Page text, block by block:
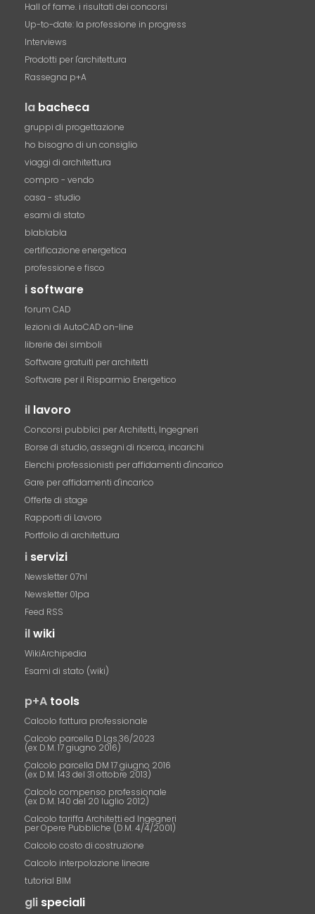
Hall of fame. i risultati dei concorsi
Up-to-date: la professione in progress
Interviews
Prodotti per l'architettura
Rassegna p+A
la bacheca
gruppi di progettazione
ho bisogno di un consiglio
viaggi di architettura
compro - vendo
casa - studio
esami di stato
blablabla
certificazione energetica
professione e fisco
i software
forum CAD
lezioni di AutoCAD on-line
librerie dei simboli
Software gratuiti per architetti
Software per il Risparmio Energetico
il lavoro
Concorsi pubblici per Architetti, Ingegneri
Borse di studio, assegni di ricerca, incarichi
Elenchi professionisti per affidamenti d'incarico
Gare per affidamenti d'incarico
Offerte di stage
Rapporti di Lavoro
Portfolio di architettura
i servizi
Newsletter 07nl
Newsletter 01pa
Feed RSS
ilwiki
WikiArchipedia
Esami di stato (wiki)
p+A tools
Calcolo fattura professionale
Calcolo parcella D.Lgs.36/2023
(ex D.M. 17 giugno 2016)
Calcolo parcella DM 17 giugno 2016
(ex D.M. 143 del 31 ottobre 2013)
Calcolo compenso professionale
(ex D.M. 140 del 20 luglio 2012)
Calcolo tariffa Architetti ed Ingegneri
per Opere Pubbliche (D.M. 4/4/2001)
Calcolo costo di costruzione
Calcolo interpolazione lineare
tutorial BIM
gli speciali